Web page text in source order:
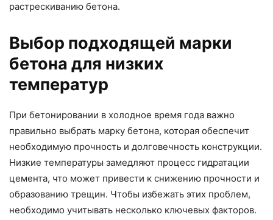
растрескиванию бетона.
Выбор подходящей марки
бетона для низких
температур
При бетонировании в холодное время года важно
правильно выбрать марку бетона, которая обеспечит
необходимую прочность и долговечность конструкции.
Низкие температуры замедляют процесс гидратации
цемента, что может привести к снижению прочности и
образованию трещин. Чтобы избежать этих проблем,
необходимо учитывать несколько ключевых факторов.